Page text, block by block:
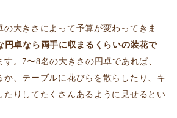
大きさによって予算が変わってきま
円卓なら両手に収まるくらいの装花で
す。7〜8名の大きさの円卓であれば、
か、テーブルに花びらを散らしたり、キ
たりしてたくさんあるように見せるとい